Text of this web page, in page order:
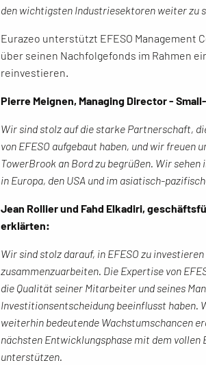
den wichtigsten Industriesektoren weiter zu
Eurazeo unterstützt EFESO Management
über seinen Nachfolgefonds im Rahmen
reinvestieren.
Pierre Meignen, Managing Director -
Wir sind stolz auf die starke Partnerschaft,
von EFESO aufgebaut haben, und wir
TowerBrook an Bord zu begrüßen. Wir
in Europa, den USA und im asiatisch-
Jean Rollier und Fahd Elkadiri,
erklärten:
Wir sind stolz darauf, in EFESO zu
zusammenzuarbeiten. Die Expertise von
die Qualität seiner Mitarbeiter und seines
Investitionsentscheidung beeinflusst haben.
weiterhin bedeutende Wachstumschancen
nächsten Entwicklungsphase mit dem
unterstützen.